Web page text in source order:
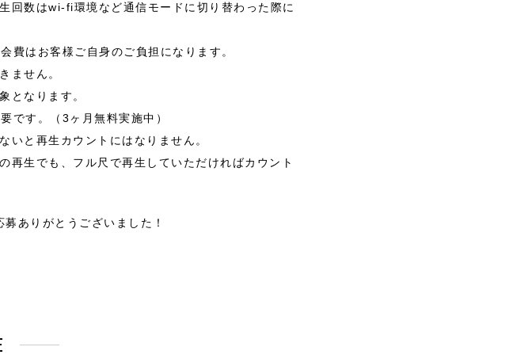
回数はwi-fi環境など通信モードに切り替わった際に
費はお客様ご自身のご負担になります。
ません。
となります。
です。（3ヶ月無料実施中）
いと再生カウントにはなりません。
再生でも、フル尺で再生していただければカウント
ありがとうございました！